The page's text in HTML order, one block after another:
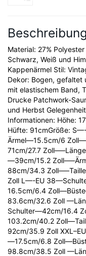
Beschreibung
Material: 27%
Schwarz, Weiß und
Kappenärmel Stil:
Dekor: Bogen, gefaltet
mit elastischem Band,
Drucke Patchwork-
und Herbst
Informationen: Höhe:
Hüfte: 91cmGröße:
Ärmel—15.5cm/6
71cm/27.7
—39cm/15.2
88cm/34.3
Zoll L—-EU
16.5cm/6.4
83.6cm/32.6 Zoll
Schulter—42cm/16.4
103.2cm/40.2
92cm/35.9 Zoll
—17.5cm/6.8
98.8cm/38.5 Zoll